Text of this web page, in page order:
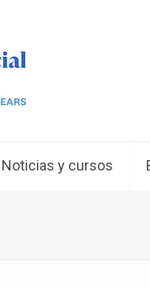
Noticias y cursos